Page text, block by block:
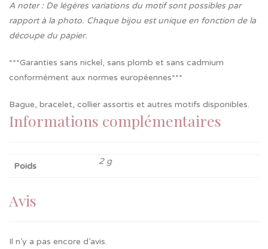
A noter : De légères variations du motif sont possibles par
rapport à la photo. Chaque bijou est unique en fonction de la
découpe du papier.
***Garanties sans nickel, sans plomb et sans cadmium
conformément aux normes européennes***
Bague, bracelet, collier assortis et autres motifs disponibles.
Informations complémentaires
Poids 2 g
Avis
Il n’y a pas encore d’avis.